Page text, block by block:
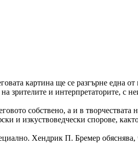
картина ще се разгърне една
зрителите и интерпретаторите, с
собствено, а и в творчествата
и изкуствоведчески спорове,
Хендрик П. Бремер обяснява,